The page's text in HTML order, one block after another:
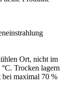
Ort, nicht im
Trocken lagern
bei maximal 70 %